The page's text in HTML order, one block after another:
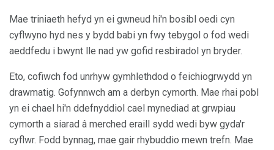
Mae triniaeth hefyd yn ei gwneud hi'n bosibl oedi cyn
cyflwyno hyd nes y bydd babi yn fwy tebygol o fod wedi
aeddfedu i bwynt lle nad yw gofid resbiradol yn bryder.
Eto, cofiwch fod unrhyw gymhlethdod o feichiogrwydd yn
drawmatig. Gofynnwch am a derbyn cymorth. Mae rhai pobl
yn ei chael hi'n ddefnyddiol cael mynediad at grwpiau
cymorth a siarad â merched eraill sydd wedi byw gyda'r
cyflwr. Fodd bynnag, mae gair rhybuddio mewn trefn. Mae